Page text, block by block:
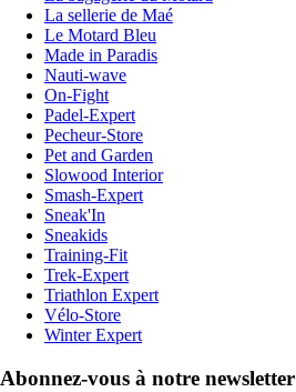
La sellerie de Maé
Le Motard Bleu
Made in Paradis
Nauti-wave
On-Fight
Padel-Expert
Pecheur-Store
Pet and Garden
Slowood Interior
Smash-Expert
Sneak'In
Sneakids
Training-Fit
Trek-Expert
Triathlon Expert
Vélo-Store
Winter Expert
Abonnez-vous à notre newsletter